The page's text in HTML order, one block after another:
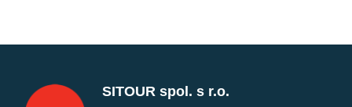
SITOUR spol. s r.o.